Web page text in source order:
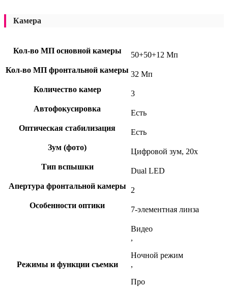
Камера
Кол-во МП основной камеры
50+50+12 Мп
Кол-во МП фронтальной камеры 32 Мп
Количество камер
3
Автофокусировка
Есть
Оптическая стабилизация
Есть
Зум (фото)
Цифровой зум, 20x
Тип вспышки
Dual LED
Апертура фронтальной камеры
2
Особенности оптики
7-элементная линза
Режимы и функции съемки
Видео
,
Ночной режим
,
Про